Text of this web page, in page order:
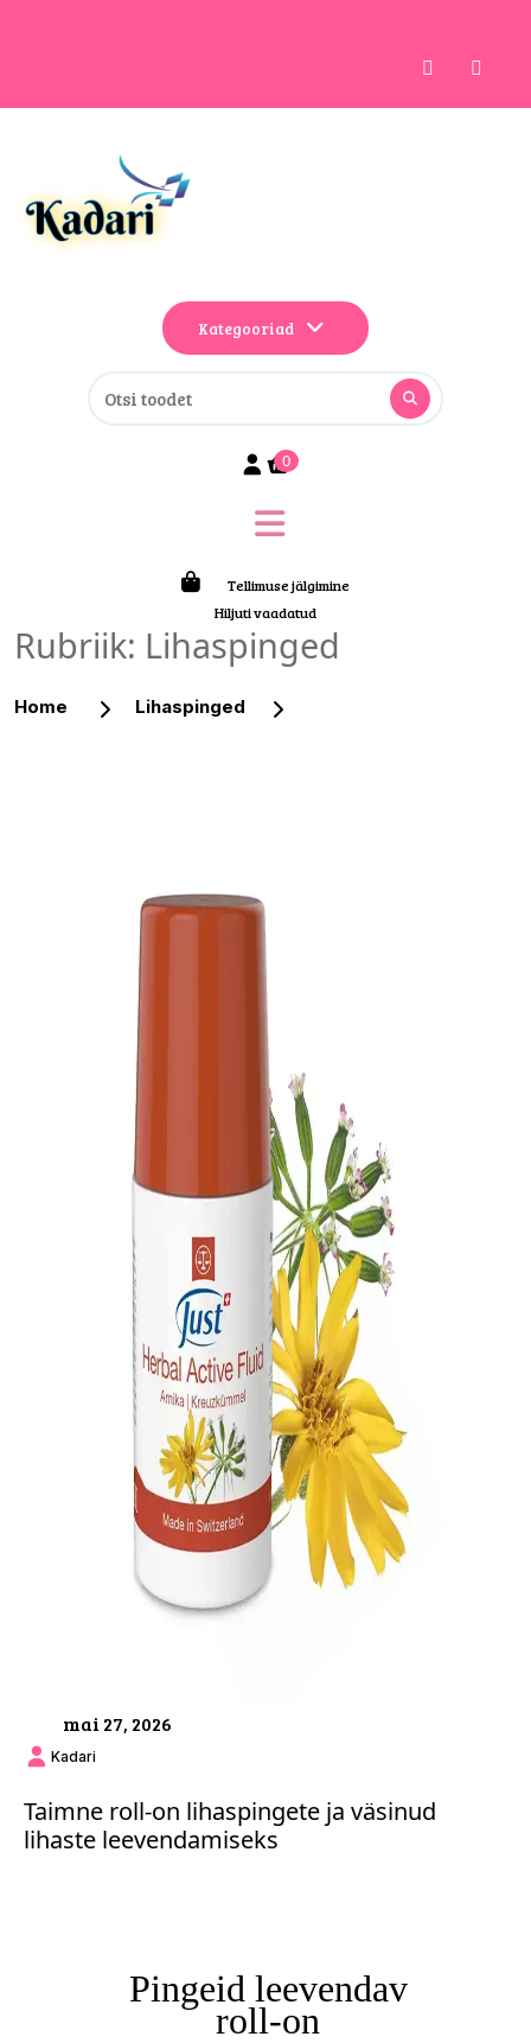
Kategooriad
0
Tellimuse jälgimine
Hiljuti vaadatud
Rubriik: Lihaspinged
Home Lihaspinged
mai 27, 2026
Kadari
Taimne roll-on lihaspingete ja väsinud
lihaste leevendamiseks
Pingeid leevendav
roll-on